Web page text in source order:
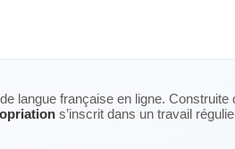
langue française en ligne. Construite
s’inscrit dans un travail